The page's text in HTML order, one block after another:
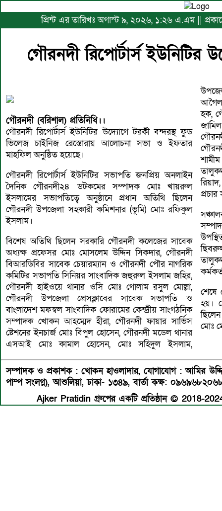
প্রিন্ট এর তারিখঃ অগাস্ট ৯, ২০২৬, ১:২৬ এ.এম ||
গৌরনদী রিপোর্টার্স
গৌরনদী (বরিশাল) প্রতিনিধি।।
গৌরনদী রিপোর্টার্স ইউনিটির উদ্যোগে টরকী বন্দরস্থ ফুড
ভিলেজ চাইনিজ রেস্তোরায় আলোচনা সভা ও ইফতার
মাহফিল অনুষ্ঠিত হয়েছে।
গৌরনদী রিপোর্টার্স ইউনিটির সভাপতি জনপ্রিয় অনলাইন
দৈনিক গৌরনদী২৪ ডটকমের সম্পাদক মোঃ খায়রুল
ইসলামের সভাপতিত্বে অনুষ্ঠানে প্রধান অতিথি ছিলেন
গৌরনদী উপজেলা সহকারী কমিশনার (ভূমি) মোঃ রফিকুল
ইসলাম।
বিশেষ অতিথি ছিলেন সরকারি গৌরনদী কলেজের সাবেক
অধ্যক্ষ প্রফেসর মোঃ মোসলেম উদ্দিন সিকদার, গৌরনদী
বিআরডিবির সাবেক চেয়ারম্যান ও গৌরনদী পৌর নাগরিক
কমিটির সভাপতি সিনিয়র সাংবাদিক জহুরুল ইসলাম জহির,
গৌরনদী হাইওয়ে থানার ওসি মোঃ গোলাম রসুল মোল্লা,
গৌরনদী উপজেলা প্রেসক্লাবের সাবেক সভাপতি ও
বাংলাদেশ মফস্বল সাংবাদিক ফোরামের কেন্দ্রীয় সাংগঠনিক
সম্পাদক খোকন আহম্মেদ হীরা, গৌরনদী ফায়ার সার্ভিস
ষ্টেশনের ইনচার্জ মোঃ বিপুল হোসেন, গৌরনদী মডেল থানার
এসআই মোঃ কামাল হোসেন, মোঃ সহিদুল ইসলাম,
হক,
শেষে
হয়।
মোঃ
সম্পাদক ও প্রকাশক : খোকন হাওলাদার, যোগাযোগ : আমির
পাম্প সংলগ্ন), আশুলিয়া, ঢাকা- ১৩৪৯,বার্তা কক্ষ:
Ajker Pratidin গ্রুপের একটি প্রতিষ্ঠান © 2018-